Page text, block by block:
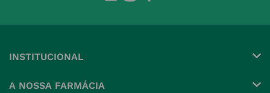
INSTITUCIONAL
A NOSSA FARMÁCIA